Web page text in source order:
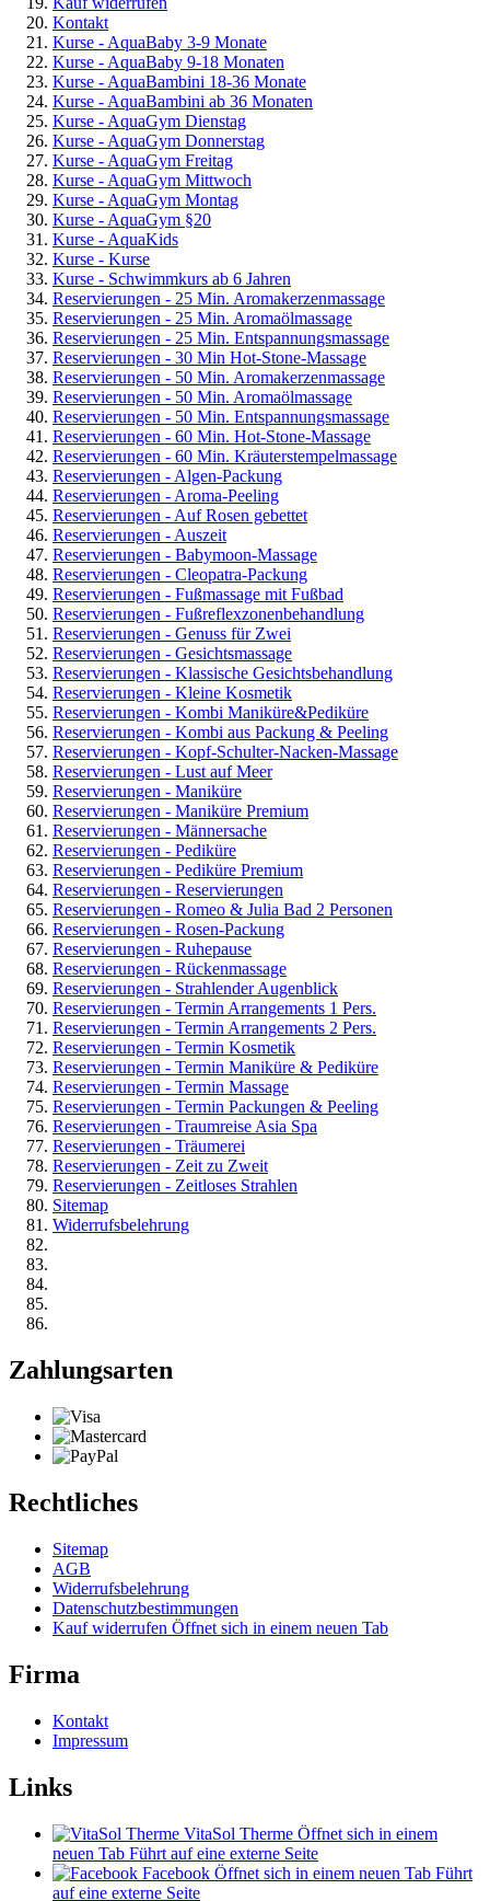
Kontakt
Kurse - AquaBaby 3-9 Monate
Kurse - AquaBaby 9-18 Monaten
Kurse - AquaBambini 18-36 Monate
Kurse - AquaBambini ab 36 Monaten
Kurse - AquaGym Dienstag
Kurse - AquaGym Donnerstag
Kurse - AquaGym Freitag
Kurse - AquaGym Mittwoch
Kurse - AquaGym Montag
Kurse - AquaGym §20
Kurse - AquaKids
Kurse - Kurse
Kurse - Schwimmkurs ab 6 Jahren
Reservierungen - 25 Min. Aromakerzenmassage
Reservierungen - 25 Min. Aromaölmassage
Reservierungen - 25 Min. Entspannungsmassage
Reservierungen - 30 Min Hot-Stone-Massage
Reservierungen - 50 Min. Aromakerzenmassage
Reservierungen - 50 Min. Aromaölmassage
Reservierungen - 50 Min. Entspannungsmassage
Reservierungen - 60 Min. Hot-Stone-Massage
Reservierungen - 60 Min. Kräuterstempelmassage
Reservierungen - Algen-Packung
Reservierungen - Aroma-Peeling
Reservierungen - Auf Rosen gebettet
Reservierungen - Auszeit
Reservierungen - Babymoon-Massage
Reservierungen - Cleopatra-Packung
Reservierungen - Fußmassage mit Fußbad
Reservierungen - Fußreflexzonenbehandlung
Reservierungen - Genuss für Zwei
Reservierungen - Gesichtsmassage
Reservierungen - Klassische Gesichtsbehandlung
Reservierungen - Kleine Kosmetik
Reservierungen - Kombi Maniküre&Pediküre
Reservierungen - Kombi aus Packung & Peeling
Reservierungen - Kopf-Schulter-Nacken-Massage
Reservierungen - Lust auf Meer
Reservierungen - Maniküre
Reservierungen - Maniküre Premium
Reservierungen - Männersache
Reservierungen - Pediküre
Reservierungen - Pediküre Premium
Reservierungen - Reservierungen
Reservierungen - Romeo & Julia Bad 2 Personen
Reservierungen - Rosen-Packung
Reservierungen - Ruhepause
Reservierungen - Rückenmassage
Reservierungen - Strahlender Augenblick
Reservierungen - Termin Arrangements 1 Pers.
Reservierungen - Termin Arrangements 2 Pers.
Reservierungen - Termin Kosmetik
Reservierungen - Termin Maniküre & Pediküre
Reservierungen - Termin Massage
Reservierungen - Termin Packungen & Peeling
Reservierungen - Traumreise Asia Spa
Reservierungen - Träumerei
Reservierungen - Zeit zu Zweit
Reservierungen - Zeitloses Strahlen
Sitemap
Widerrufsbelehrung
Zahlungsarten
Rechtliches
Sitemap
AGB
Widerrufsbelehrung
Datenschutzbestimmungen
Kauf widerrufen Öffnet sich in einem neuen Tab
Firma
Kontakt
Impressum
Links
VitaSol Therme Öffnet sich in einem
neuen Tab Führt auf eine externe Seite
Facebook Öffnet sich in einem neuen Tab Führt
auf eine externe Seite